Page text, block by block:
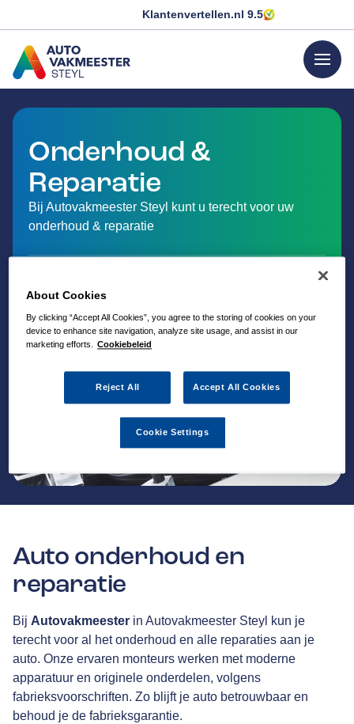
Klantenvertellen.nl 9.5
STEYL
GA NAAR DE HOMEPAGINA
menu
Onderhoud &
Reparatie
Bij Autovakmeester Steyl kunt u terecht voor uw
onderhoud & reparatie
Auto onderhoud en
reparatie
Bij Autovakmeester in Autovakmeester Steyl kun je
terecht voor al het onderhoud en alle reparaties aan je
auto. Onze ervaren monteurs werken met moderne
apparatuur en originele onderdelen, volgens
fabrieksvoorschriften. Zo blijft je auto betrouwbaar en
behoud je de fabrieksgarantie.
About Cookies
By clicking “Accept All Cookies”, you agree to the storing of cookies on your
device to enhance site navigation, analyze site usage, and assist in our
marketing efforts. Cookiebeleid
Reject All Accept All Cookies
Cookie Settings